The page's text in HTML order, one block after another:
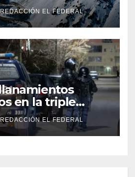
Los
pérdidas
REDACCIÓN EL FEDERAL
en la triple
Luján, Maipú y
REDACCIÓN EL FEDERAL